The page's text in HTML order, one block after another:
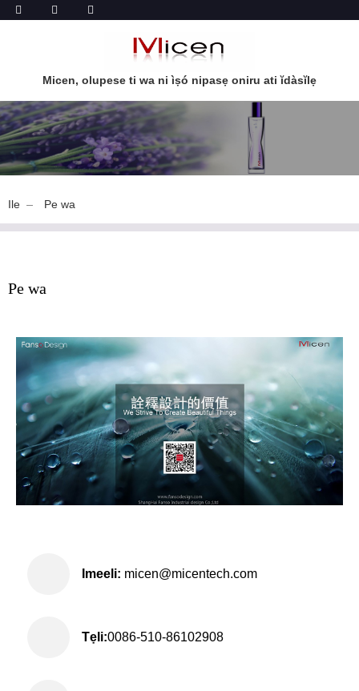
Micen, olupese ti wa ni ìṣó nipasẹ oniru ati ĭdàsĭlẹ
Ile Pe wa
Pe wa
Imeeli: micen@micentech.com
Tẹli:0086-510-86102908